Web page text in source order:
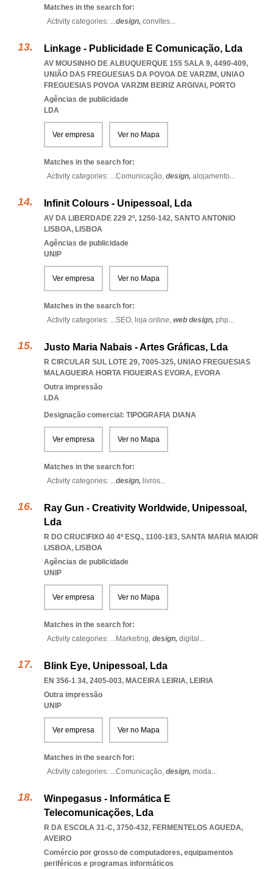
Matches in the search for:
Activity categories: ...design, convites...
Linkage - Publicidade E Comunicação, Lda
AV MOUSINHO DE ALBUQUERQUE 155 SALA 9, 4490-409,
UNIÃO DAS FREGUESIAS DA POVOA DE VARZIM, UNIAO
FREGUESIAS POVOA VARZIM BEIRIZ ARGIVAI , PORTO
Agências de publicidade
LDA
Ver empresa Ver no Mapa
Matches in the search for:
Activity categories: ...Comunicação, design, alojamento...
Infinit Colours - Unipessoal, Lda
AV DA LIBERDADE 229 2º, 1250-142, SANTO ANTONIO
LISBOA, LISBOA
Agências de publicidade
UNIP
Ver empresa Ver no Mapa
Matches in the search for:
Activity categories: ...SEO, loja online, web design, php...
Justo Maria Nabais - Artes Gráficas, Lda
R CIRCULAR SUL LOTE 29, 7005-325, UNIAO FREGUESIAS
MALAGUEIRA HORTA FIGUEIRAS EVORA, EVORA
Outra impressão
LDA
Designação comercial: TIPOGRAFIA DIANA
Ver empresa Ver no Mapa
Matches in the search for:
Activity categories: ...design, livros...
Ray Gun - Creativity Worldwide, Unipessoal,
Lda
R DO CRUCIFIXO 40 4º ESQ., 1100-183, SANTA MARIA MAIOR
LISBOA, LISBOA
Agências de publicidade
UNIP
Ver empresa Ver no Mapa
Matches in the search for:
Activity categories: ...Marketing, design, digital ...
Blink Eye, Unipessoal, Lda
EN 356-1 34, 2405-003, MACEIRA LEIRIA, LEIRIA
Outra impressão
UNIP
Ver empresa Ver no Mapa
Matches in the search for:
Activity categories: ...Comunicação, design, moda...
Winpegasus - Informática E
Telecomunicações, Lda
R DA ESCOLA 31-C, 3750-432, FERMENTELOS AGUEDA,
AVEIRO
Comércio por grosso de computadores, equipamentos
periféricos e programas informáticos